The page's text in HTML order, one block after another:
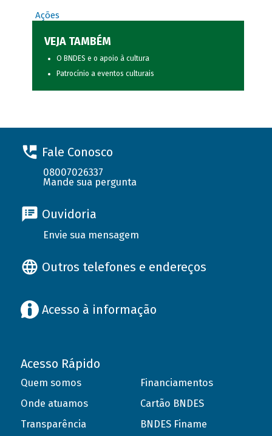
Ações
VEJA TAMBÉM
O BNDES e o apoio à cultura
Patrocínio a eventos culturais
Fale Conosco
08007026337
Mande sua pergunta
Ouvidoria
Envie sua mensagem
Outros telefones e endereços
Acesso à informação
Acesso Rápido
Quem somos
Onde atuamos
Transparência
Financiamentos
Cartão BNDES
BNDES Finame